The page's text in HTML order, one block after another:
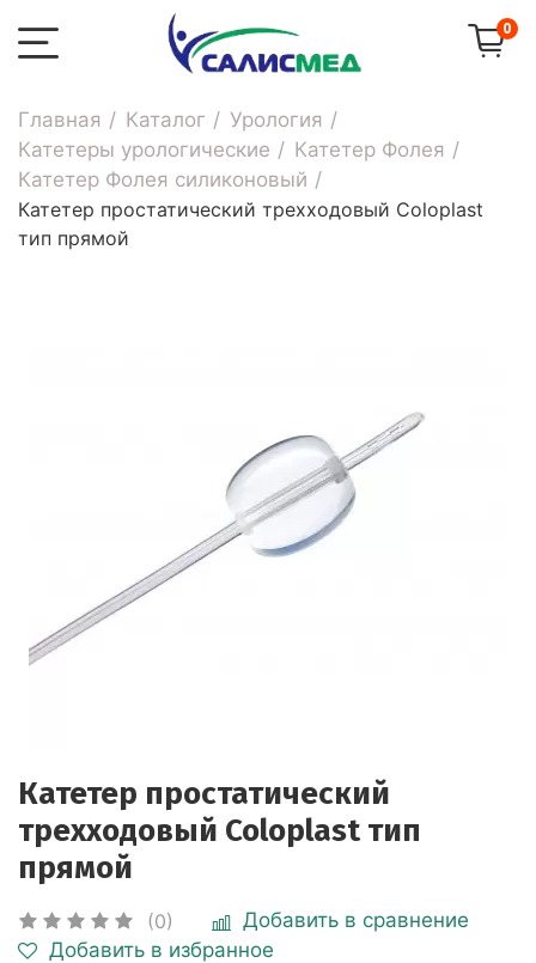
0
Главная Каталог
Урология
Катетеры урологические
Катетер Фолея
Катетер Фолея силиконовый
Катетер простатический трехходовый Coloplast
тип прямой
Катетер простатический
трехходовый Coloplast тип
прямой
(0)
Добавить в сравнение
Добавить в избранное